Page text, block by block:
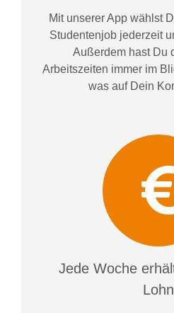
Mit unserer App wählst
Studentenjob jederzeit
Außerdem hast Du
Arbeitszeiten immer im
was auf Dein
Jede Woche
Lohn